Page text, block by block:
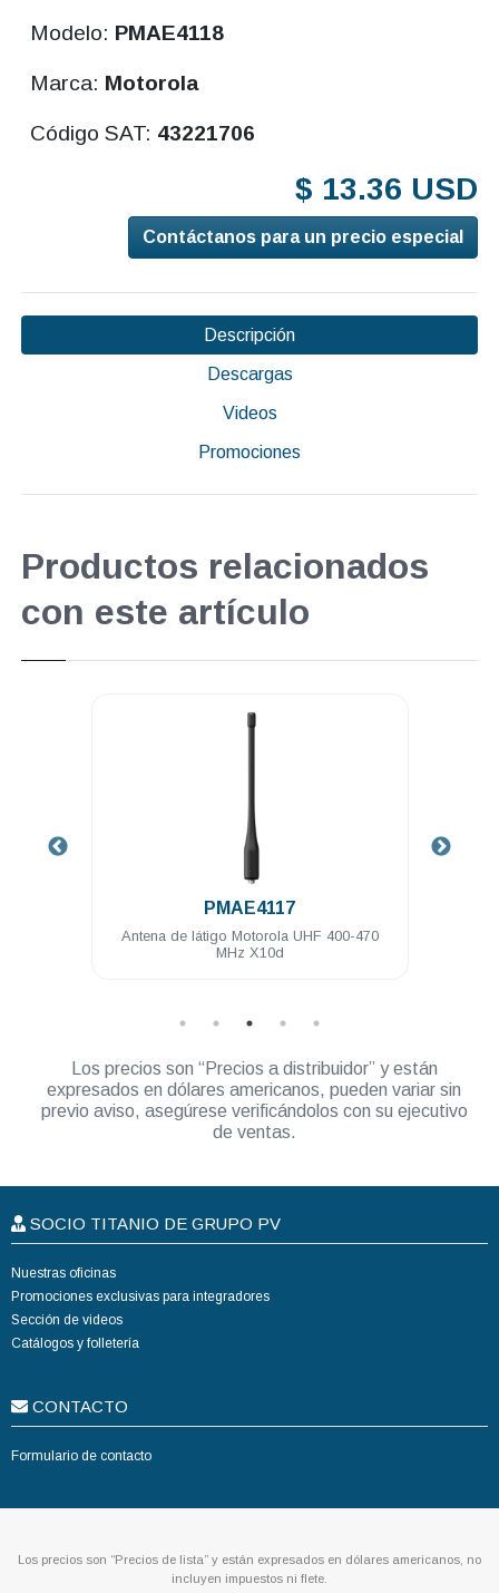
Modelo: PMAE4118
Marca: Motorola
Código SAT: 43221706
$ 13.36 USD
Contáctanos para un precio especial
Descripción
Descargas
Videos
Promociones
Productos relacionados
con este artículo
.
PMAE4117
Antena de látigo Motorola UHF 400-470
MHz X10d
Los precios son “Precios a distribuidor” y están
expresados en dólares americanos, pueden variar sin
previo aviso, asegúrese verificándolos con su ejecutivo
de ventas.
SOCIO TITANIO DE GRUPO PV
Nuestras oficinas
Promociones exclusivas para integradores
Sección de videos
Catálogos y folletería
CONTACTO
Formulario de contacto
Los precios son “Precios de lista” y están expresados en dólares americanos, no
incluyen impuestos ni flete.